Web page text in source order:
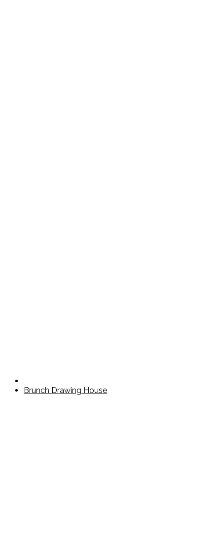
Brunch Drawing House